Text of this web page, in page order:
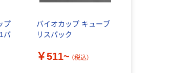
プ
パ
バイオカップ キューブ
リスパック
￥511~ （税込）